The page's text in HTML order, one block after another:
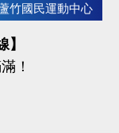
pageID/1/
竹國民運動中心
！